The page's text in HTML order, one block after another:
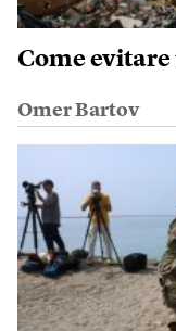
Come evitare
Omer Bartov